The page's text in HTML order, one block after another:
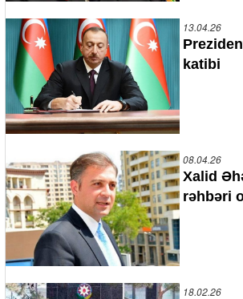
13.04.26
katibi
08.04.26
Xalid
rəhbəri
18.02.26